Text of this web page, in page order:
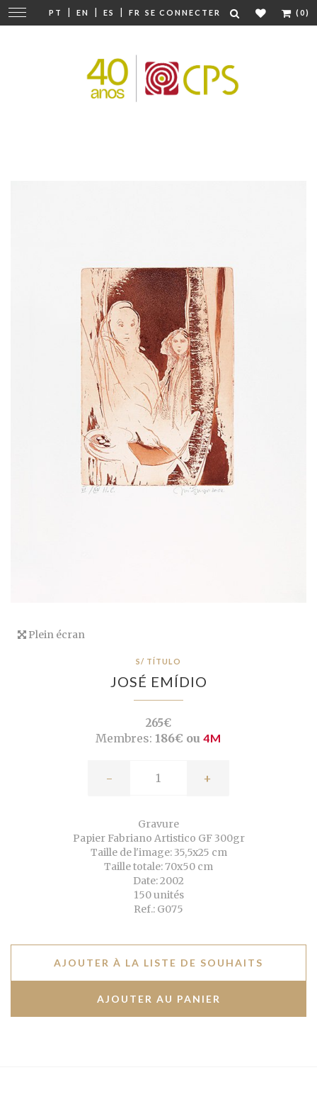
PT | EN | ES | FR SE CONNECTER (0)
Modifier
la
Plein écran
S/ TÍTULO
JOSÉ EMÍDIO
265€
Membres: 186€ ou 4M
- +
Gravure
Papier Fabriano Artistico GF 300gr
Taille de l'image: 35,5x25 cm
Taille totale: 70x50 cm
Date: 2002
150 unités
Ref.: G075
AJOUTER À LA LISTE DE SOUHAITS